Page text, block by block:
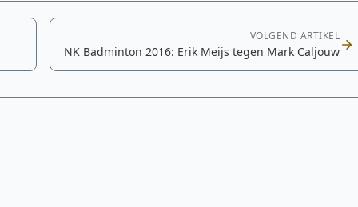
VOLGEND ARTIKEL
NK Badminton 2016: Erik Meijs tegen Mark Caljouw